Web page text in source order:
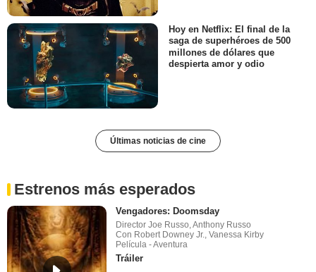
Hoy en Netflix: El final de la
saga de superhéroes de 500
millones de dólares que
despierta amor y odio
Últimas noticias de cine
Estrenos más esperados
Vengadores: Doomsday
Director Joe Russo, Anthony Russo
Con Robert Downey Jr., Vanessa Kirby
Película - Aventura
Tráiler